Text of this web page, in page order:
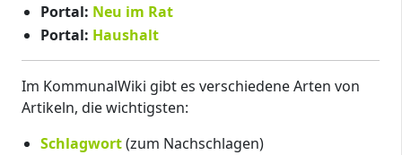
Portal: Neu im Rat
Portal: Haushalt
Im KommunalWiki gibt es verschiedene Arten von
Artikeln, die wichtigsten:
Schlagwort(zum Nachschlagen)